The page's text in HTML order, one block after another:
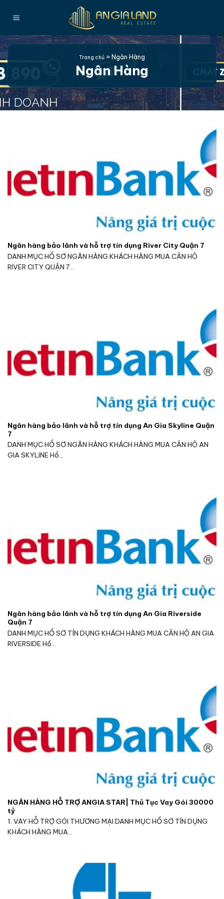
qua
dung
Trang chủ »Ngân Hàng
Ngân Hàng
Ngân hàng bảo lãnh và hỗ trợ tín dụng River City Quận 7
DANH MỤC HỒ SƠ NGÂN HÀNG KHÁCH HÀNG MUA CĂN HỘ
RIVER CITY QUẬN 7...
Ngân hàng bảo lãnh và hỗ trợ tín dụng An Gia Skyline Quận
7
DANH MỤC HỒ SƠ NGÂN HÀNG KHÁCH HÀNG MUA CĂN HỘ AN
GIA SKYLINE Hồ...
Ngân hàng bảo lãnh và hỗ trợ tín dụng An Gia Riverside
Quận 7
DANH MỤC HỒ SƠ TÍN DỤNG KHÁCH HÀNG MUA CĂN HỘ AN GIA
RIVERSIDE Hồ...
NGÂN HÀNG HỖ TRỢ ANGIA STAR| Thủ Tục Vay Gói 30000
tỷ
1. VAY HỖ TRỢ GÓI THƯƠNG MẠI DANH MỤC HỒ SƠ TÍN DỤNG
KHÁCH HÀNG MUA...